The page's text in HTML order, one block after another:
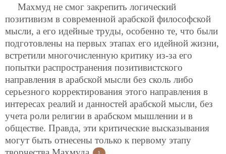
Махмуд не смог закрепить логический
позитивизм в современной арабской философской
мысли, а его идейные труды, особенно те, что были
подготовлены на первых этапах его идейной жизни,
встретили многочисленную критику из-за его
попытки распространения позитивистского
направления в арабской мысли без сколь либо
серьезного корректирования этого направления в
интересах реалий и данностей арабской мысли, без
учета роли религии в арабском мышлении и в
обществе. Правда, эти критические высказывания
могут быть отнесены только к первому этапу